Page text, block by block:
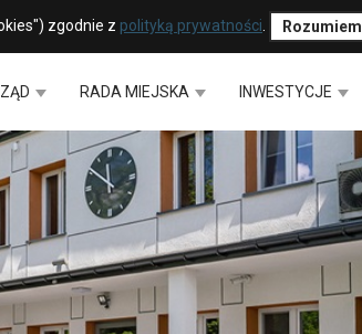
zgodnie z polityką prywatności Rozumiem
RADA MIEJSKA INWESTYCJE